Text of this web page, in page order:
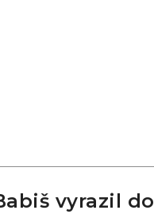
vyrazil do